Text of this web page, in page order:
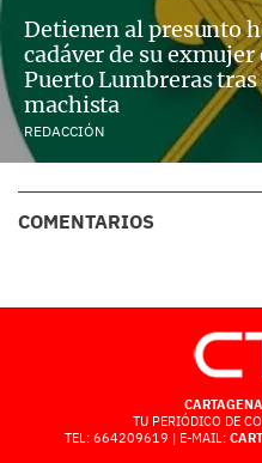
Detienen al presunto
cadáver de su
Puerto Lumbreras
machista
REDACCIÓN
COMENTARIOS
TU PERIÓDICO DE
TEL: 664209619 | E-MAIL: